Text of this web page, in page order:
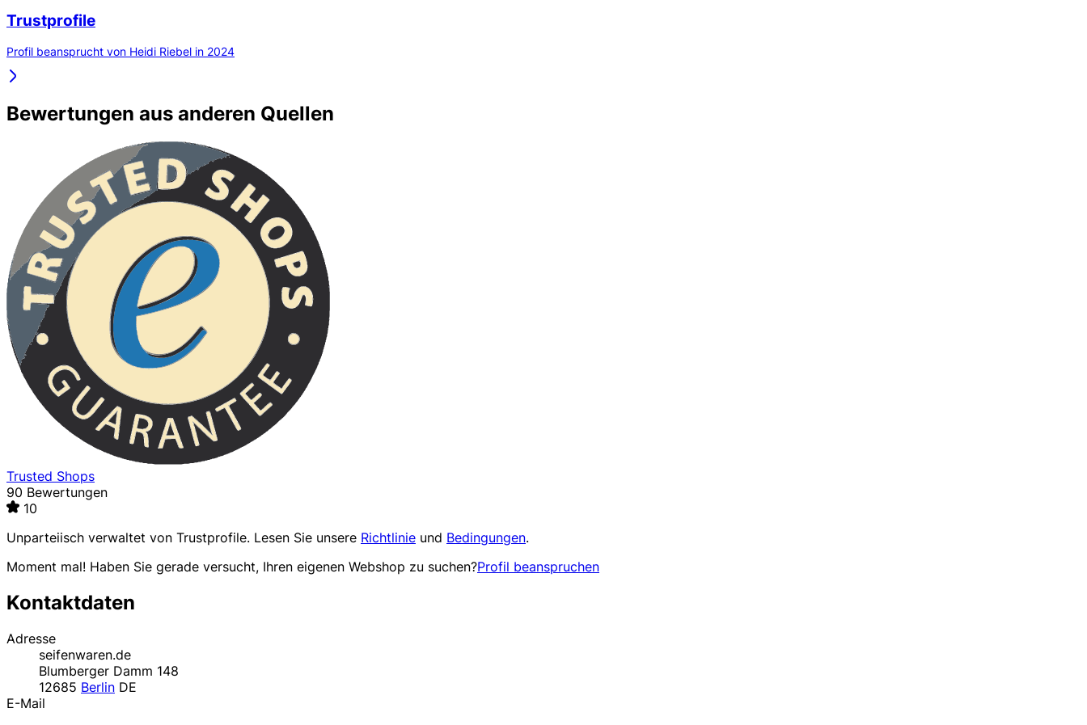
Trustprofile
Profil beansprucht von Heidi Riebel in 2024
Bewertungen aus anderen Quellen
Trusted Shops
90 Bewertungen
10
Unparteiisch verwaltet von Trustprofile. Lesen Sie unsere Richtlinie und Bedingungen.
Moment mal! Haben Sie gerade versucht, Ihren eigenen Webshop zu suchen?Profil beanspruchen
Kontaktdaten
Adresse
seifenwaren.de
Blumberger Damm 148
12685 Berlin DE
E-Mail